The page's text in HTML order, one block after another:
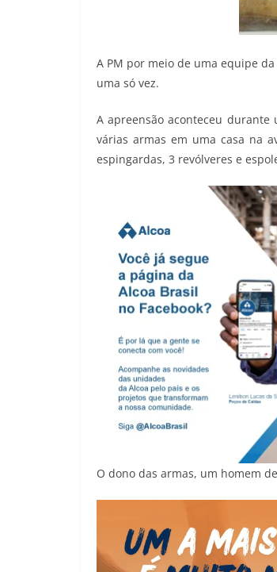
A PM por meio de uma equipe
uma só vez.
A apreensão aconteceu durante
várias armas em uma casa na
espingardas, 3 revólveres e
O dono das armas, um homem